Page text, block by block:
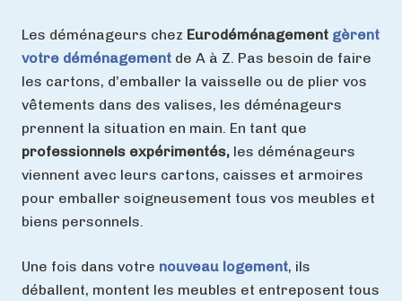
Les déménageurs chez Eurodéménagement gèrent
votre déménagement de A à Z. Pas besoin de faire
les cartons, d’emballer la vaisselle ou de plier vos
vêtements dans des valises, les déménageurs
prennent la situation en main. En tant que
professionnels expérimentés, les déménageurs
viennent avec leurs cartons, caisses et armoires
pour emballer soigneusement tous vos meubles et
biens personnels.
Une fois dans votre nouveau logement, ils
déballent, montent les meubles et entreposent tous